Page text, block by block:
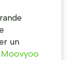
un
Moovyoo